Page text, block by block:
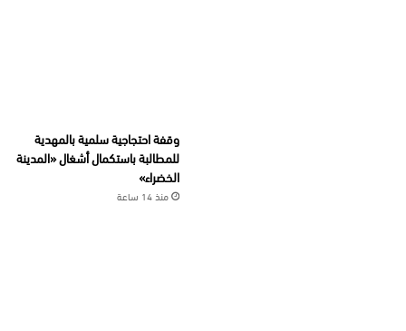
وقفة احتجاجية سلمية بالمهدية
للمطالبة باستكمال أشغال «المدينة
الخضراء»
منذ 14 ساعة